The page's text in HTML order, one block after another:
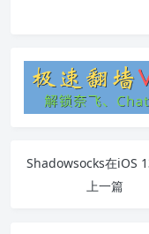
上一篇